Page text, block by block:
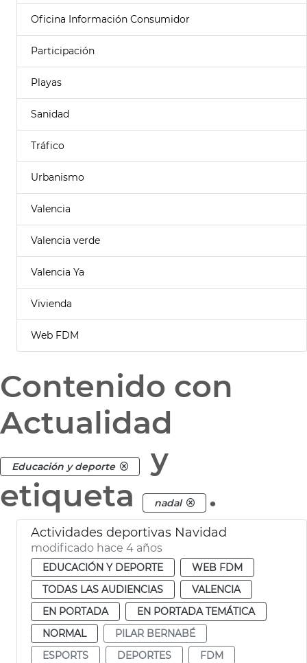
Oficina Información Consumidor
Participación
Playas
Sanidad
Tráfico
Urbanismo
Valencia
Valencia verde
Valencia Ya
Vivienda
Web FDM
Contenido con
Actualidad
Educación y deporte
y
etiqueta
nadal .
Actividades deportivas Navidad
modificado hace 4 años
EDUCACIÓN Y DEPORTE
WEB FDM
TODAS LAS AUDIENCIAS
VALENCIA
EN PORTADA
EN PORTADA TEMÁTICA
NORMAL
PILAR BERNABÉ
ESPORTS
DEPORTES
FDM